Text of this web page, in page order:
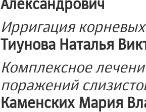
Александрович
Ирригация
Тиунова Наталья
Комплексное
поражений
Каменских Мария